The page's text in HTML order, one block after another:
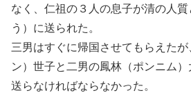
なく、仁祖の３人の息子が清の人
う）に送られた。
三男はすぐに帰国させてもらえた
ン）世子と二男の鳳林（ポンニム
送らなければならなかった。